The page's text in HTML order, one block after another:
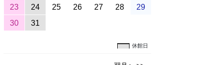
23
24 25 26 27 28
29
30
31
休館日